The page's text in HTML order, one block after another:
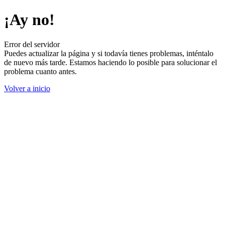
¡Ay no!
Error del servidor
Puedes actualizar la página y si todavía tienes problemas, inténtalo
de nuevo más tarde. Estamos haciendo lo posible para solucionar el
problema cuanto antes.
Volver a inicio